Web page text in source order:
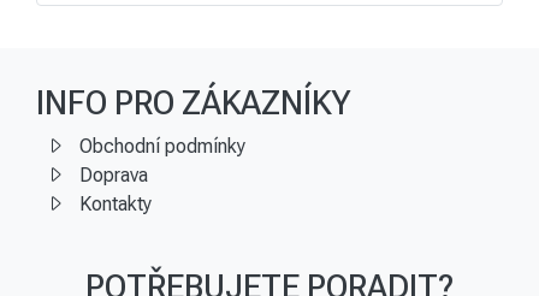
INFO PRO ZÁKAZNÍKY
Obchodní podmínky
Doprava
Kontakty
POTŘEBUJETE PORADIT?